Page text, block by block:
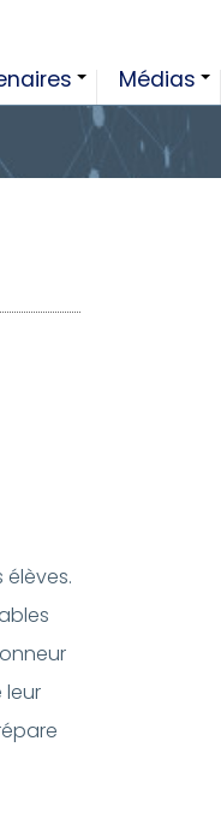
+ Médias